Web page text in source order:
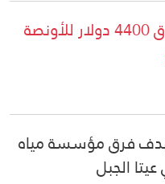
ارتفاع سعر الذهب إلى ما فوق 4400 دولار للأونصة
فرق مؤسسة مياه
الجبل